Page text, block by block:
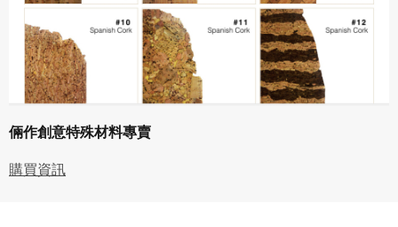
倆作創意特殊材料專賣
購買資訊